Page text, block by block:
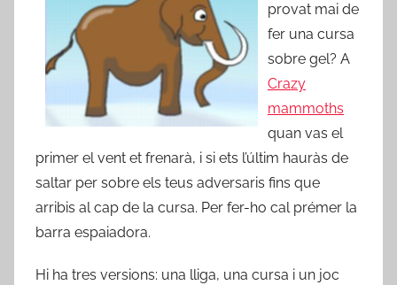
provat mai de
fer una cursa
sobre gel? A
Crazy
mammoths
quan vas el
primer el vent et frenarà, i si ets l’últim hauràs de
saltar per sobre els teus adversaris fins que
arribis al cap de la cursa. Per fer-ho cal prémer la
barra espaiadora.
Hi ha tres versions: una lliga, una cursa i un joc